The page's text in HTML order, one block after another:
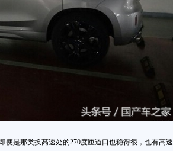
便是那类换髙速处的270度匝道口也稳得很，也有髙速